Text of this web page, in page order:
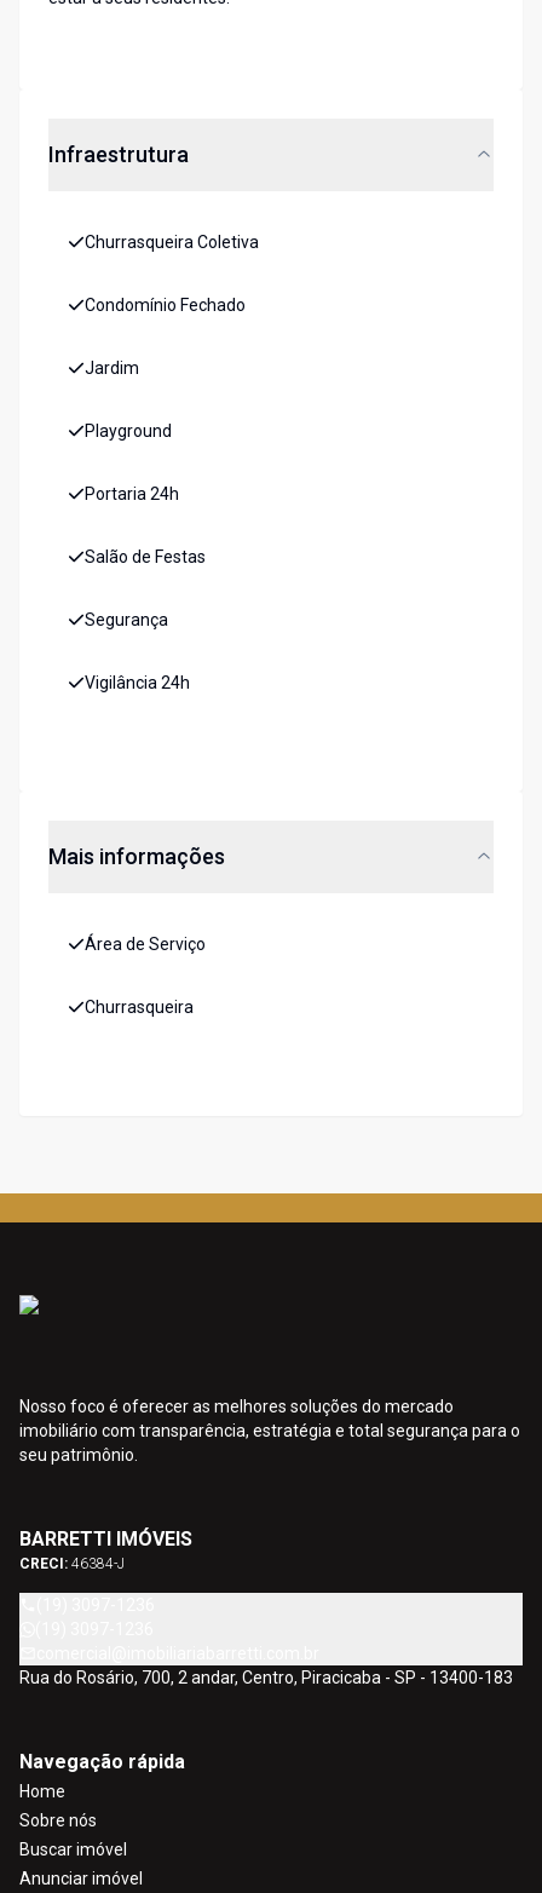
Infraestrutura
Churrasqueira Coletiva
Condomínio Fechado
Jardim
Playground
Portaria 24h
Salão de Festas
Segurança
Vigilância 24h
Mais informações
Área de Serviço
Churrasqueira
Nosso foco é oferecer as melhores soluções do mercado
imobiliário com transparência, estratégia e total segurança para o
seu patrimônio.
BARRETTI IMÓVEIS
CRECI: 46384-J
Rua do Rosário, 700, 2 andar, Centro, Piracicaba - SP - 13400-183
Navegação rápida
Home
Sobre nós
Buscar imóvel
Anunciar imóvel